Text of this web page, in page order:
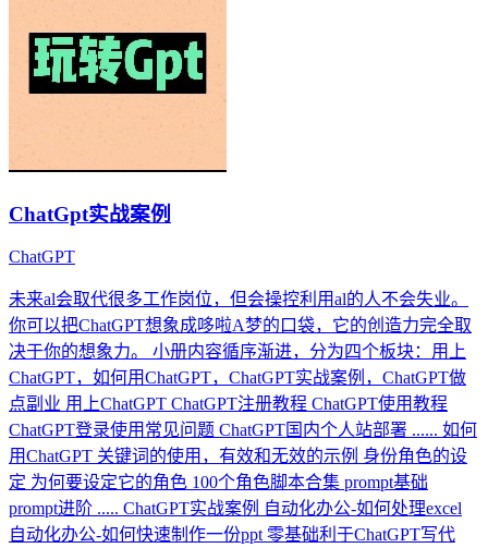
ChatGpt实战案例
ChatGPT
未来al会取代很多工作岗位，但会操控利用al的人不会失业。
你可以把ChatGPT想象成哆啦A梦的口袋，它的创造力完全取
决于你的想象力。 小册内容循序渐进，分为四个板块：用上
ChatGPT，如何用ChatGPT，ChatGPT实战案例，ChatGPT做
点副业 用上ChatGPT ChatGPT注册教程 ChatGPT使用教程
ChatGPT登录使用常见问题 ChatGPT国内个人站部署 ...... 如何
用ChatGPT 关键词的使用，有效和无效的示例 身份角色的设
定 为何要设定它的角色 100个角色脚本合集 prompt基础
prompt进阶 ..... ChatGPT实战案例 自动化办公-如何处理excel
自动化办公-如何快速制作一份ppt 零基础利于ChatGPT写代